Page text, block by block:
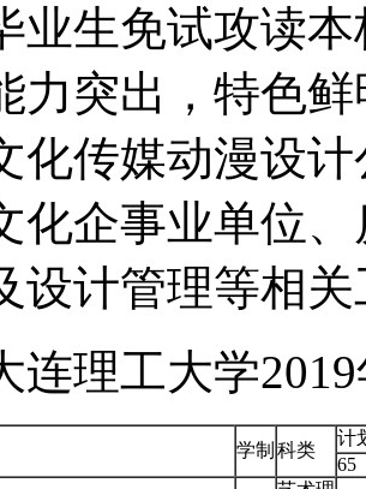
业生免试攻读
力突出，特色
化传媒动漫设
化企事业单位
设计管理等相
连理工大学
学制 科类
计
65